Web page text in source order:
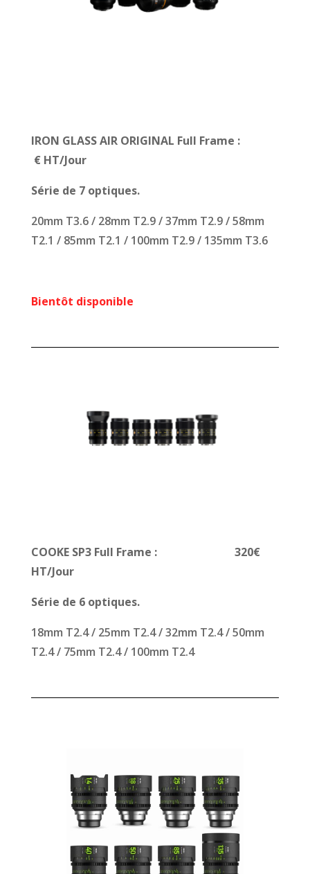
IRON GLASS AIR ORIGINAL Full Frame :
€ HT/Jour
Série de 7 optiques.
20mm T3.6 / 28mm T2.9 / 37mm T2.9 / 58mm
T2.1 / 85mm T2.1 / 100mm T2.9 / 135mm T3.6
Bientôt disponible
COOKE SP3 Full Frame : 320€
HT/Jour
Série de 6 optiques.
18mm T2.4 / 25mm T2.4 / 32mm T2.4 / 50mm
T2.4 / 75mm T2.4 / 100mm T2.4